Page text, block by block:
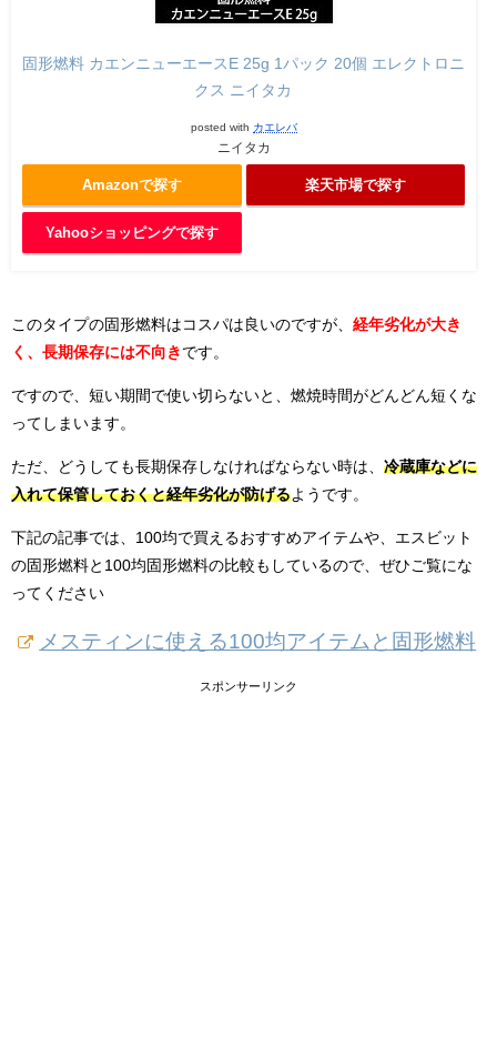
固形燃料 カエンニューエースE 25g 1パック 20個 エレクトロニ
クス ニイタカ
posted with カエレバ
ニイタカ
Amazonで探す 楽天市場で探す
Yahooショッピングで探す
このタイプの固形燃料はコスパは良いのですが、 経年劣化が大き
く、長期保存には不向き です。
ですので、短い期間で使い切らないと、燃焼時間がどんどん短くな
ってしまいます。
ただ、どうしても長期保存しなければならない時は、 冷蔵庫などに
入れて保管しておくと経年劣化が防げるようです。
下記の記事では、100均で買えるおすすめアイテムや、エスビット
の固形燃料と100均固形燃料の比較もしているので、ぜひご覧にな
ってください
メスティンに使える100均アイテムと固形燃料
スポンサーリンク